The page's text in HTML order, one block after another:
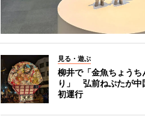
見る・遊ぶ
柳井で「金魚ちょうち
り」 弘前ねぷたが中
初運行